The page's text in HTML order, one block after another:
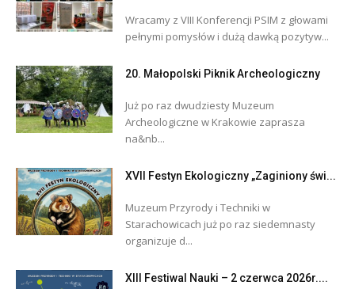
Wracamy z VIII Konferencji PSIM z głowami
pełnymi pomysłów i dużą dawką pozytyw...
20. Małopolski Piknik Archeologiczny
Już po raz dwudziesty Muzeum
Archeologiczne w Krakowie zaprasza
na&nb...
XVII Festyn Ekologiczny „Zaginiony świ...
Muzeum Przyrody i Techniki w
Starachowicach już po raz siedemnasty
organizuje d...
XIII Festiwal Nauki – 2 czerwca 2026r....